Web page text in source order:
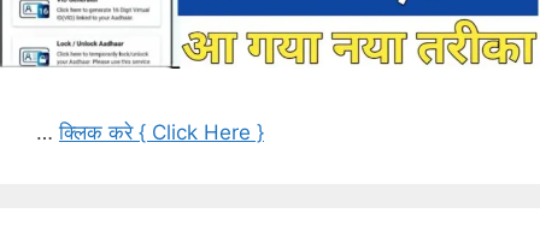
…क्लिक करे { Click Here }